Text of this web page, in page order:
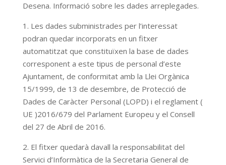
Desena. Informació sobre les dades arreplegades.
1. Les dades subministrades per l’interessat
podran quedar incorporats en un fitxer
automatitzat que constituïxen la base de dades
corresponent a este tipus de personal d’este
Ajuntament, de conformitat amb la Llei Orgànica
15/1999, de 13 de desembre, de Protecció de
Dades de Caràcter Personal (LOPD) i el reglament (
UE )2016/679 del Parlament Europeu y el Consell
del 27 de Abril de 2016.
2. El fitxer quedarà davall la responsabilitat del
Servici d’Informàtica de la Secretaria General de